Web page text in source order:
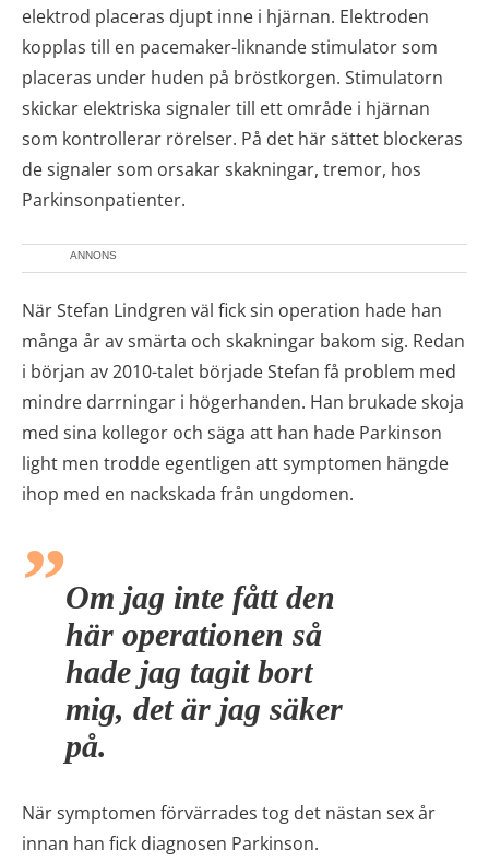
elektrod placeras djupt inne i hjärnan. Elektroden
kopplas till en pacemaker-liknande stimulator som
placeras under huden på bröstkorgen. Stimulatorn
skickar elektriska signaler till ett område i hjärnan
som kontrollerar rörelser. På det här sättet blockeras
de signaler som orsakar skakningar, tremor, hos
Parkinsonpatienter.
ANNONS
När Stefan Lindgren väl fick sin operation hade han
många år av smärta och skakningar bakom sig. Redan
i början av 2010-talet började Stefan få problem med
mindre darrningar i högerhanden. Han brukade skoja
med sina kollegor och säga att han hade Parkinson
light men trodde egentligen att symptomen hängde
ihop med en nackskada från ungdomen.
Om jag inte fått den
här operationen så
hade jag tagit bort
mig, det är jag säker
på.
När symptomen förvärrades tog det nästan sex år
innan han fick diagnosen Parkinson.